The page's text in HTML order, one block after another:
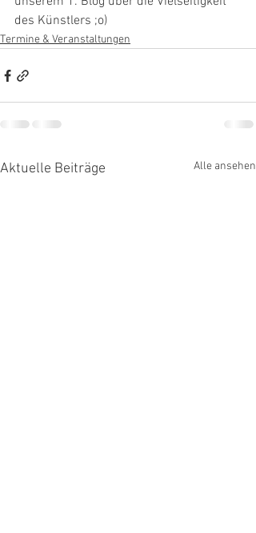
des Künstlers ;o)
Termine & Veranstaltungen
Aktuelle Beiträge Alle ansehen